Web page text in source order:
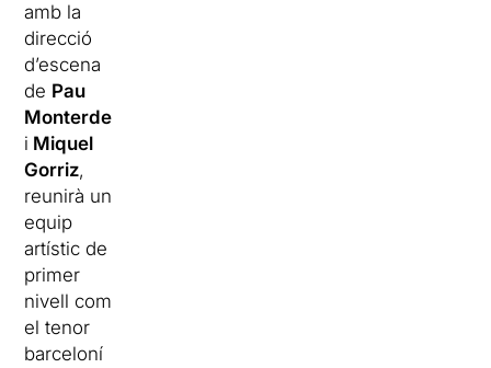
amb la
direcció
d’escena
de Pau
Monterde
i Miquel
Gorriz,
reunirà un
equip
artístic de
primer
nivell com
el tenor
barceloní